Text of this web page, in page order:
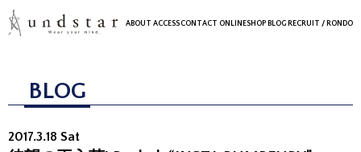
ABOUT ACCESSCONTACT ONLINESHOP BLOG RECRUIT / RONDO
BLOG
2017.3.18 Sat